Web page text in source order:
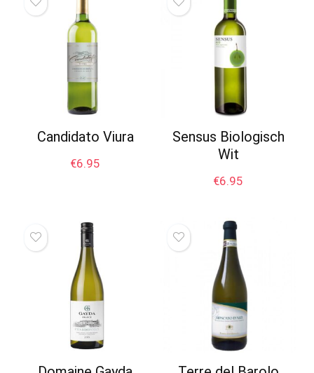
Candidato Viura
€6.95
Sensus Biologisch
Wit
€6.95